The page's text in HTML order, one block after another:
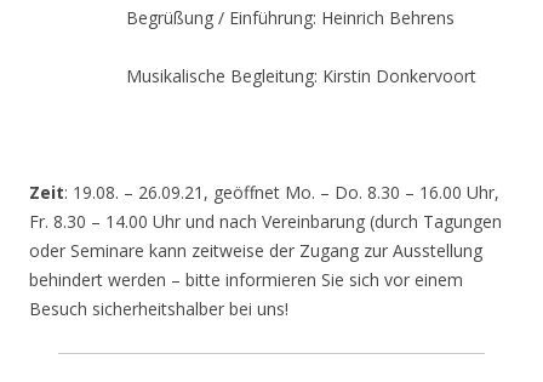
Begrüßung / Einführung: Heinrich Behrens
Musikalische Begleitung: Kirstin Donkervoort
Zeit: 19.08. – 26.09.21, geöffnet Mo. – Do. 8.30 – 16.00 Uhr,
Fr. 8.30 – 14.00 Uhr und nach Vereinbarung (durch Tagungen
oder Seminare kann zeitweise der Zugang zur Ausstellung
behindert werden – bitte informieren Sie sich vor einem
Besuch sicherheitshalber bei uns!